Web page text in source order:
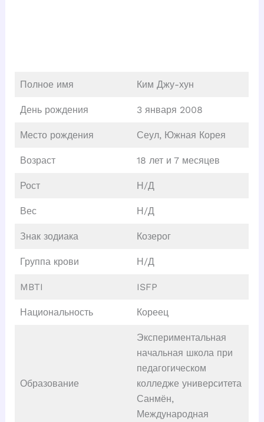
Полное имя Ким Джу-хун
День рождения 3 января 2008
Место рождения Сеул, Южная Корея
Возраст 18 лет и 7 месяцев
Рост Н/Д
Вес Н/Д
Знак зодиака Козерог
Группа крови Н/Д
MBTI ISFP
Национальность Кореец
Образование
Экспериментальная
начальная школа при
педагогическом
колледже университета
Санмён,
Международная